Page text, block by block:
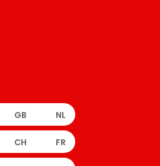
GB NL
CH FR